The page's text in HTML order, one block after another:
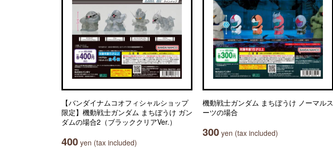
【バンダイナムコオフィシャルショップ
限定】機動戦士ガンダム まちぼうけ ガン
ダムの場合2（ブラッククリアVer.）
400 yen (tax included)
機動戦士ガンダム まちぼうけ ノーマルス
ーツの場合
300 yen (tax included)